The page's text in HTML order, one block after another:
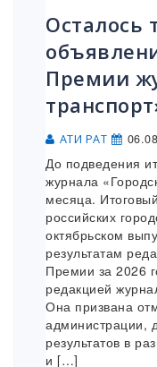
Осталось
Премии
АТИ РАТ
До подведения
журнала
месяца.
российских
октябрьском
результатам
Премии за 2026
редакцией
Она призвана
администрации,
результатов в
и […]